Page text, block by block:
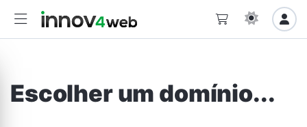
Escolher um domínio...